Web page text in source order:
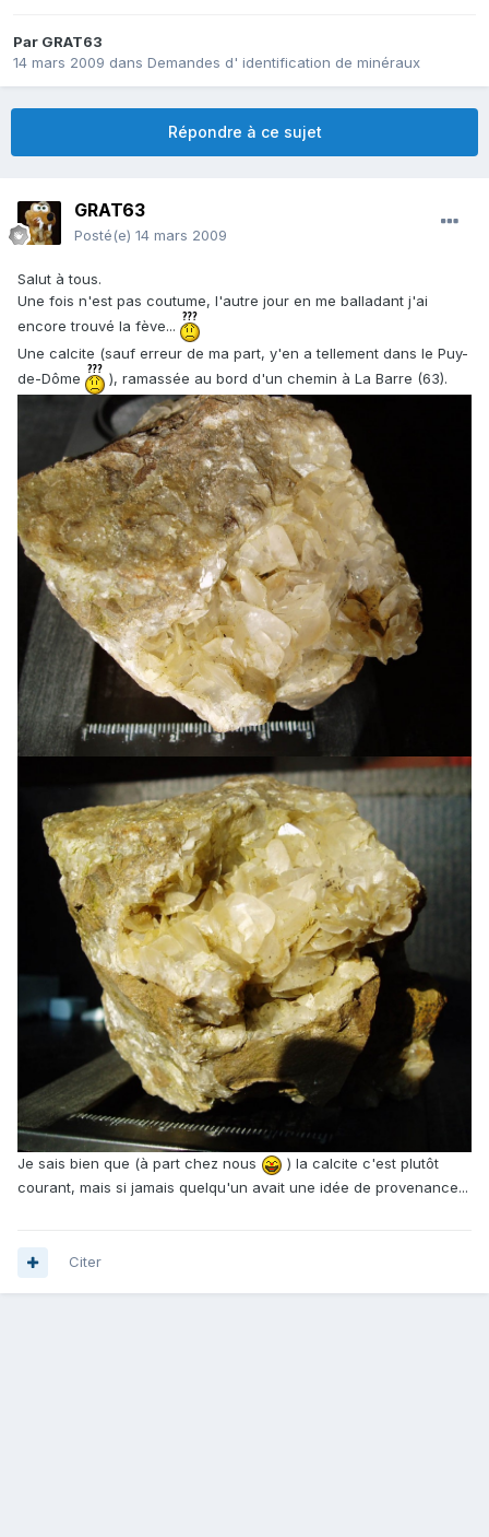
Par GRAT63
14 mars 2009 dans Demandes d' identification de minéraux
Répondre à ce sujet
GRAT63
Posté(e) 14 mars 2009
Salut à tous.
Une fois n'est pas coutume, l'autre jour en me balladant j'ai
encore trouvé la fève...
Une calcite (sauf erreur de ma part, y'en a tellement dans le Puy-
de-Dôme
), ramassée au bord d'un chemin à La Barre (63).
Je sais bien que (à part chez nous
) la calcite c'est plutôt
courant, mais si jamais quelqu'un avait une idée de provenance...
Citer